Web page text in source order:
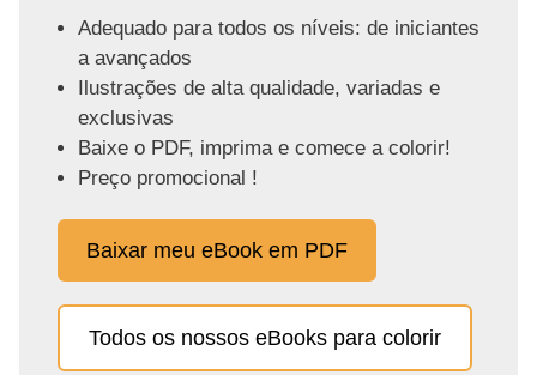
Adequado para todos os níveis: de iniciantes
a avançados
Ilustrações de alta qualidade, variadas e
exclusivas
Baixe o PDF, imprima e comece a colorir!
Preço promocional !
Baixar meu eBook em PDF
Todos os nossos eBooks para colorir